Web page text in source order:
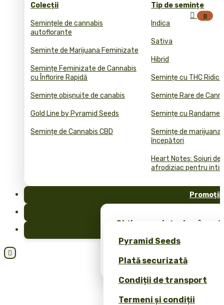
Colecții
Semințele de cannabis
autoflorante
Seminte de Marijuana Feminizate
Semințe Feminizate de Cannabis
cu Înflorire Rapidă
Semințe obișnuite de canabis
Gold Line by Pyramid Seeds
Semințe de Cannabis CBD
Tip de semințe
Indica
Sativa
Hibrid
Semințe cu THC
Semințe Rare de
Semințe cu
Semințe de marijuana
începători
Heart Notes: Soiuri de
afrodiziac pentru
Promoții
Obține semințe de
dvs.!
Pyramid Seeds
Plată securizată
Condiții de transport
Termeni și condiții

 0